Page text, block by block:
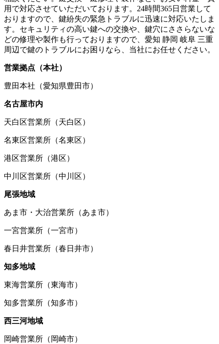
用で対応させていただいております。24時間365日営業して
おりますので、鍵紛失の緊急トラブルに迅速に対応いたしま
す。セキュリティの高い鍵への交換や、鍵穴にささらないな
どの修理や製作も行っておりますので、愛知 静岡 岐阜 三重
周辺で鍵のトラブルにお困りなら、当社にお任せください。
営業拠点（本社）
豊田本社（愛知県豊田市）
名古屋市内
天白区営業所（天白区）
名東区営業所（名東区）
港区営業所（港区）
中川区営業所（中川区）
尾張地域
あま市・大治営業所（あま市）
一宮営業所（一宮市）
春日井営業所（春日井市）
知多地域
東海営業所（東海市）
知多営業所（知多市）
西三河地域
岡崎営業所（岡崎市）